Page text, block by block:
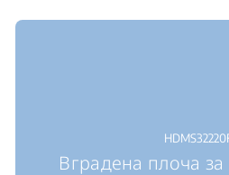
Вградена плоча за